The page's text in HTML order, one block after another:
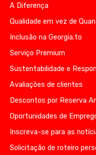
A Diferença
Qualidade em vez de
Inclusão na Georgia.to
Serviço Premium
Sustentabilidade e
Avaliações de clientes
Descontos por Reserva
Oportunidades de
Inscreva-se para as
Solicitação de roteiro